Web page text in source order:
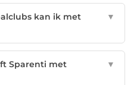
kan ik met
▼
Sparenti met
▼